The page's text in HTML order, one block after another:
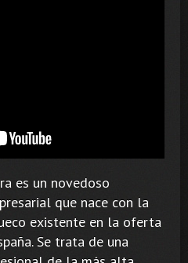
es un novedoso
que nace con la
existente en la oferta
Se trata de una